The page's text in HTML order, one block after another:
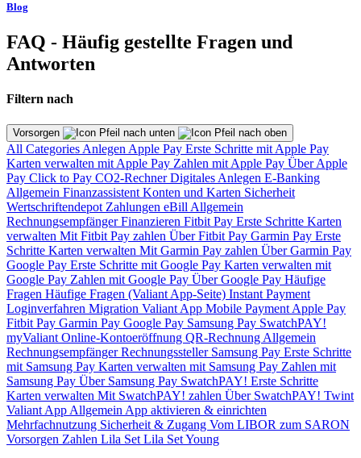
Blog
FAQ - Häufig gestellte Fragen und
Antworten
Filtern nach
Vorsorgen
All Categories Anlegen Apple Pay Erste Schritte mit Apple Pay
Karten verwalten mit Apple Pay Zahlen mit Apple Pay Über Apple
Pay Click to Pay CO2-RechnerDigitales Anlegen E-Banking
Allgemein Finanzassistent Konten und Karten Sicherheit
Wertschriftendepot Zahlungen eBill Allgemein
RechnungsempfängerFinanzieren Fitbit Pay Erste Schritte Karten
verwalten Mit Fitbit Pay zahlen Über Fitbit Pay Garmin Pay Erste
Schritte Karten verwalten Mit Garmin Pay zahlen Über Garmin Pay
Google Pay Erste Schritte mit Google Pay Karten verwalten mit
Google Pay Zahlen mit Google Pay Über Google Pay Häufige
Fragen Häufige Fragen (Valiant App-Seite) Instant Payment
Loginverfahren Migration Valiant App Mobile Payment Apple Pay
Fitbit Pay Garmin Pay Google Pay Samsung Pay SwatchPAY!
myValiant Online-Kontoeröffnung QR-Rechnung Allgemein
RechnungsempfängerRechnungssteller Samsung Pay Erste Schritte
mit Samsung Pay Karten verwalten mit Samsung Pay Zahlen mit
Samsung Pay Über Samsung Pay SwatchPAY! Erste Schritte
Karten verwalten Mit SwatchPAY! zahlen Über SwatchPAY! Twint
Valiant App Allgemein App aktivieren & einrichten
Mehrfachnutzung Sicherheit & Zugang Vom LIBOR zum SARON
Vorsorgen Zahlen Lila Set Lila Set Young